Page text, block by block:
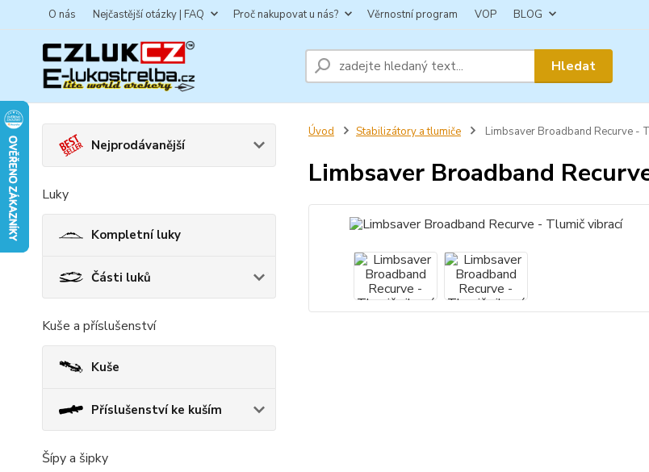
O nás Nejčastější otázky | FAQ Proč nakupovat u nás? Věrnostní program VOP BLOG
Hledat
Nejprodávanější
Luky
Kompletní luky
Části luků
Kuše a příslušenství
Kuše
Příslušenství ke kuším
Šípy a šipky
Úvod Stabilizátory a tlumiče Limbsaver Broadband Recurve -
Limbsaver Broadband